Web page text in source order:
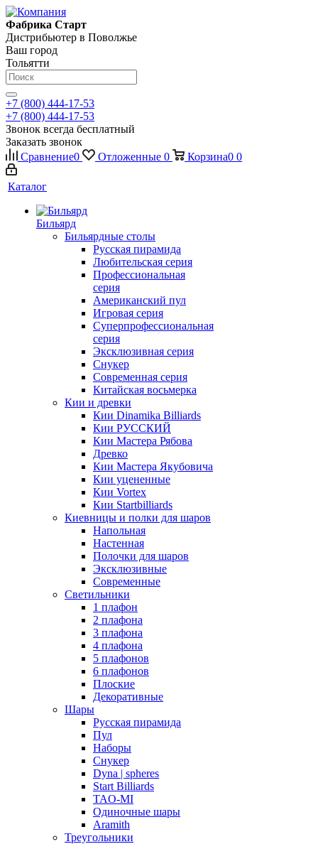
Фабрика Старт
Дистрибьютер в Поволжье
Ваш город
Тольятти
+7 (800) 444-17-53
+7 (800) 444-17-53
Звонок всегда бесплатный
Заказать звонок
Сравнение0 Отложенные 0 Корзина0 0
Каталог
Бильярд
Бильярдные столы
Русская пирамида
Любительская серия
Профессиональная
серия
Американский пул
Игровая серия
Суперпрофессиональная
серия
Эксклюзивная серия
Снукер
Современная серия
Китайская восьмерка
Кии и древки
Кии Dinamika Billiards
Кии РУССКИЙ
Кии Мастера Рябова
Древко
Кии Мастера Якубовича
Кии уцененные
Кии Vortex
Кии Startbilliards
Киевницы и полки для шаров
Напольная
Настенная
Полочки для шаров
Эксклюзивные
Современные
Светильники
1 плафон
2 плафона
3 плафона
4 плафона
5 плафонов
6 плафонов
Плоские
Декоративные
Шары
Русская пирамида
Пул
Наборы
Снукер
Dyna | spheres
Start Billiards
TAO-MI
Одиночные шары
Aramith
Треугольники